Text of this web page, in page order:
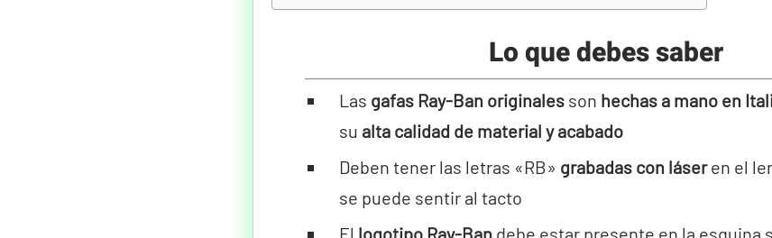
Lo que debes saber
Las gafas Ray-Ban originales son hechas a mano en
su alta calidad de material y acabado
Deben tener las letras «RB» grabadas con láseren el
se puede sentir al tacto
El logotipo Ray-Ban debe estar presente en la esquina